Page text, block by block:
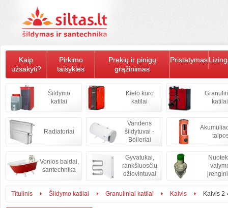
Kaip
užsakyti?
Pirkimo
taisyklės
Prekių ir pinigų
grąžinimas
Pristatymas
Šildymo
katilai
Kieto kuro
katilai
katilai
Radiatoriai
Vandens
šildytuvai -
Boileriai
Vonios baldai,
santechnika
Gyvatukai,
rankšluosčių
džiovintuvai
Titulinis Šildymo katilai Granuliniai katilai Kalvis Kalvis